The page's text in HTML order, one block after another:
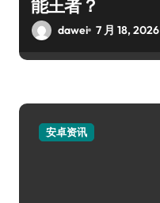
能王者？
dawei 7 月 18, 2026
安卓资讯